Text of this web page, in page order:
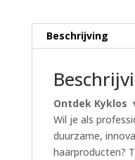
Beschrijving
Ontdek Kyklos
Wil je als
duurzame,
haarproducten?